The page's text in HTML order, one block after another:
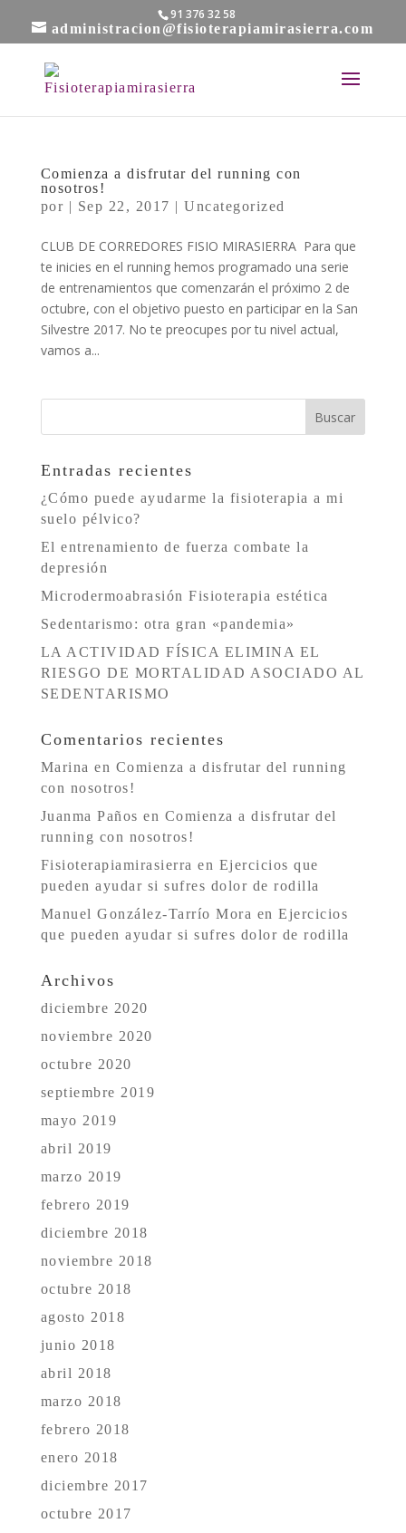
91 376 32 58
administracion@fisioterapiamirasierra.com
Comienza a disfrutar del running con
nosotros!
por | Sep 22, 2017 |Uncategorized
CLUB DE CORREDORES FISIO MIRASIERRA Para que
te inicies en el running hemos programado una serie
de entrenamientos que comenzarán el próximo 2 de
octubre, con el objetivo puesto en participar en la San
Silvestre 2017. No te preocupes por tu nivel actual,
vamos a...
Entradas recientes
¿Cómo puede ayudarme la fisioterapia a mi
suelo pélvico?
El entrenamiento de fuerza combate la
depresión
Microdermoabrasión Fisioterapia estética
Sedentarismo: otra gran «pandemia»
LA ACTIVIDAD FÍSICA ELIMINA EL
RIESGO DE MORTALIDAD ASOCIADO AL
SEDENTARISMO
Comentarios recientes
Marina en Comienza a disfrutar del running
con nosotros!
Juanma Paños en Comienza a disfrutar del
running con nosotros!
Fisioterapiamirasierra en Ejercicios que
pueden ayudar si sufres dolor de rodilla
Manuel González-Tarrío Mora enEjercicios
que pueden ayudar si sufres dolor de rodilla
Archivos
diciembre 2020
noviembre 2020
octubre 2020
septiembre 2019
mayo 2019
abril 2019
marzo 2019
febrero 2019
diciembre 2018
noviembre 2018
octubre 2018
agosto 2018
junio 2018
abril 2018
marzo 2018
febrero 2018
enero 2018
diciembre 2017
octubre 2017